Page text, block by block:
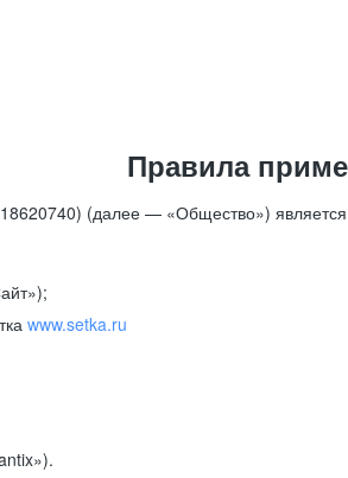
Правила
(далее — «Общество»)
www.setka.ru